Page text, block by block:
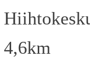
4,6km